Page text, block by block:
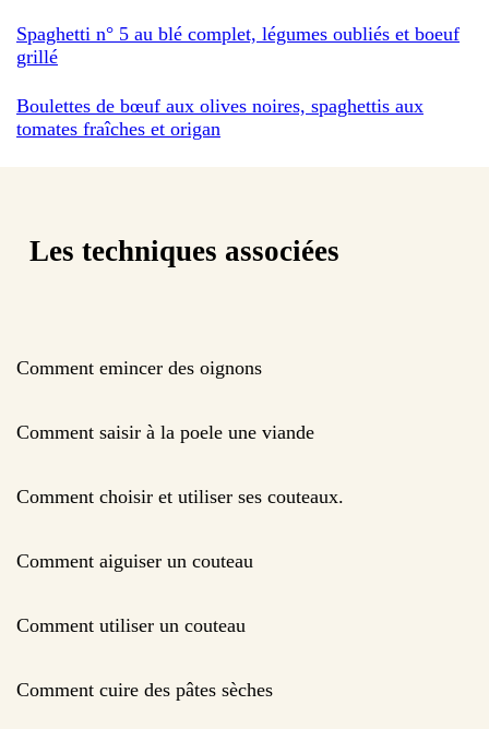
Spaghetti n° 5 au blé complet, légumes oubliés et boeuf
grillé
Boulettes de bœuf aux olives noires, spaghettis aux
tomates fraîches et origan
Les techniques associées
Comment emincer des oignons
Comment saisir à la poele une viande
Comment choisir et utiliser ses couteaux.
Comment aiguiser un couteau
Comment utiliser un couteau
Comment cuire des pâtes sèches